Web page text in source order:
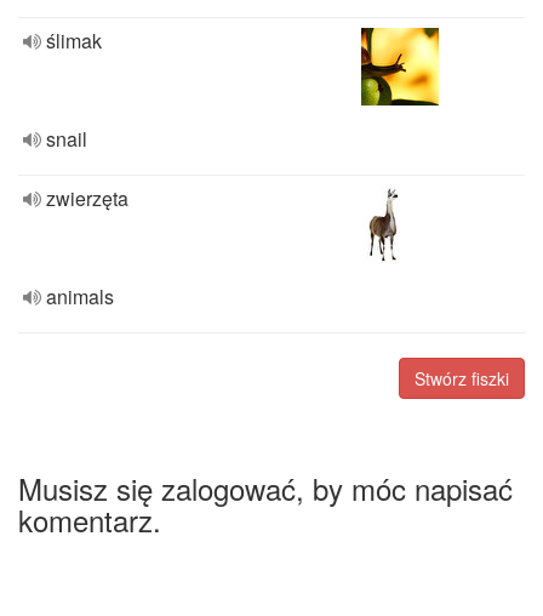
ślimak
snail
zwierzęta
animals
Stwórz fiszki
Musisz się zalogować, by móc napisać
komentarz.